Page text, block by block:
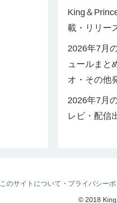
King＆
載・リリー
2026年7月
ュールまと
オ・その他
2026年7月
レビ・配信
このサイトについて・プライバシー
© 2018 King